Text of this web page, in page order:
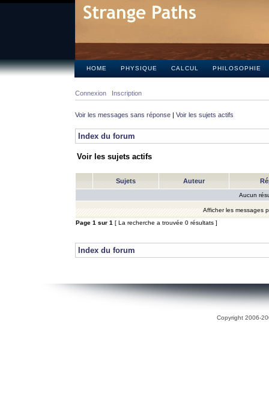
HOME PHYSIQUE CALCUL PHILOSOPHIE
Connexion Inscription
Voir les messages sans réponse | Voir les sujets actifs
Index du forum
Voir les sujets actifs
Sujets Auteur
Aucun
Afficher les messages
Page 1 sur 1 [ La recherche a trouvée 0 résultats ]
Index du forum
Copyright 2006-